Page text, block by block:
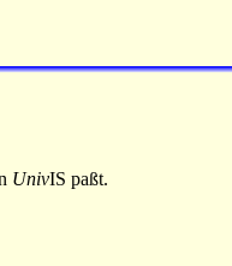
UnivIS paßt.